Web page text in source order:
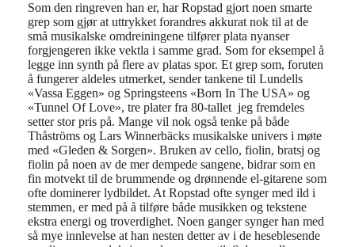
Som den ringreven han er, har Ropstad gjort noen smarte
grep som gjør at uttrykket forandres akkurat nok til at de
små musikalske omdreiningene tilfører plata nyanser
forgjengeren ikke vektla i samme grad. Som for eksempel å
legge inn synth på flere av platas spor. Et grep som, foruten
å fungerer aldeles utmerket, sender tankene til Lundells
«Vassa Eggen» og Springsteens «Born In The USA» og
«Tunnel Of Love», tre plater fra 80-tallet jeg fremdeles
setter stor pris på. Mange vil nok også tenke på både
Thåströms og Lars Winnerbäcks musikalske univers i møte
med «Gleden & Sorgen». Bruken av cello, fiolin, bratsj og
fiolin på noen av de mer dempede sangene, bidrar som en
fin motvekt til de brummende og drønnende el-gitarene som
ofte dominerer lydbildet. At Ropstad ofte synger med ild i
stemmen, er med på å tilføre både musikken og tekstene
ekstra energi og troverdighet. Noen ganger synger han med
så mye innlevelse at han nesten detter av i de heseblesende